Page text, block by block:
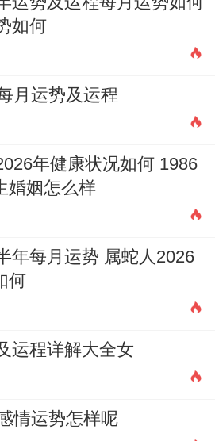
如何
月运势及运程
年健康状况如何 1986
婚姻怎么样
年每月运势 属蛇人2026
何
运程详解大全女
情运势怎样呢